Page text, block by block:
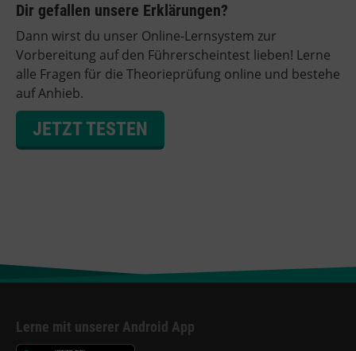
Dir gefallen unsere Erklärungen?
Dann wirst du unser Online-Lernsystem zur
Vorbereitung auf den Führerscheintest lieben! Lerne
alle Fragen für die Theorieprüfung online und bestehe
auf Anhieb.
JETZT TESTEN
Lerne mit unserer Android App